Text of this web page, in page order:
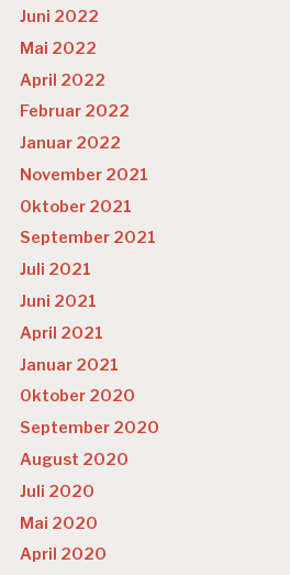
U
T
E
N
M
N
S
K
L
U
R
Juni 2022
Mai 2022
April 2022
Februar 2022
Januar 2022
November 2021
Oktober 2021
September 2021
Juli 2021
Juni 2021
April 2021
Januar 2021
Oktober 2020
September 2020
August 2020
Juli 2020
Mai 2020
April 2020